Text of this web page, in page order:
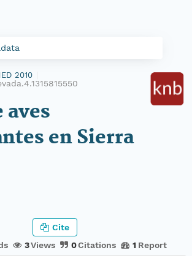
2010
aves
en Sierra
3Views 0Citations 1 Report
Cite